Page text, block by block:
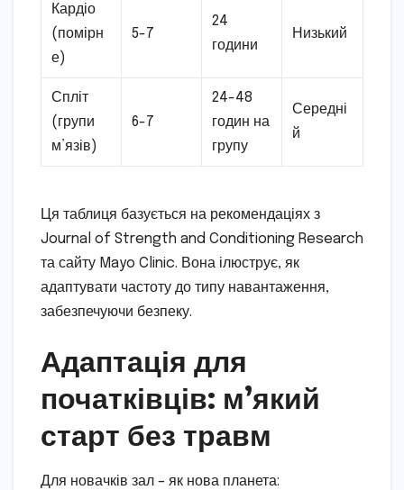
Кардіо
(помірн
е)
5-7
24
години
Низький
Спліт
(групи
м’язів)
6-7
24-48
годин на
групу
Середні
й
Ця таблиця базується на рекомендаціях з
Journal of Strength and Conditioning Research
та сайту Mayo Clinic. Вона ілюструє, як
адаптувати частоту до типу навантаження,
забезпечуючи безпеку.
Адаптація для
початківців: м’який
старт без травм
Для новачків зал – як нова планета: